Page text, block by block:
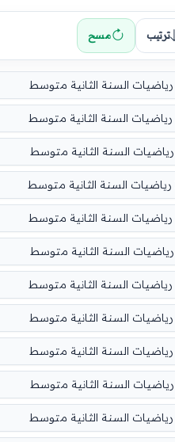
ترتيب مسح